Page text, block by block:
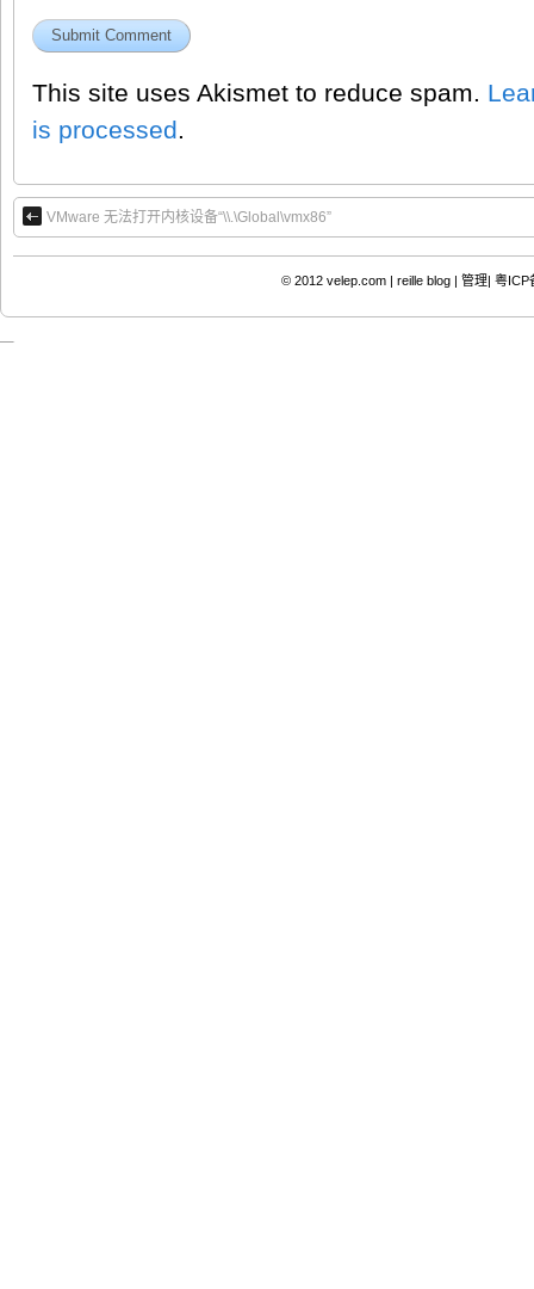
This site uses Akismet to reduce spam.
is processed.
VMware 无法打开内核设备“\\.\Global\vmx86”
© 2012 velep.com | reille blog| 管理| 粤ICP